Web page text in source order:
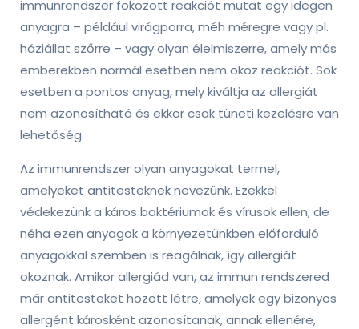
immunrendszer fokozott reakciót mutat egy idegen
anyagra – például virágporra, méh méregre vagy pl.
háziállat szőrre – vagy olyan élelmiszerre, amely más
emberekben normál esetben nem okoz reakciót. Sok
esetben a pontos anyag, mely kiváltja az allergiát
nem azonosítható és ekkor csak tüneti kezelésre van
lehetőség.
Az immunrendszer olyan anyagokat termel,
amelyeket antitesteknek nevezünk. Ezekkel
védekezünk a káros baktériumok és vírusok ellen, de
néha ezen anyagok a környezetünkben előforduló
anyagokkal szemben is reagálnak, így allergiát
okoznak. Amikor allergiád van, az immun rendszered
már antitesteket hozott létre, amelyek egy bizonyos
allergént károsként azonosítanak, annak ellenére,